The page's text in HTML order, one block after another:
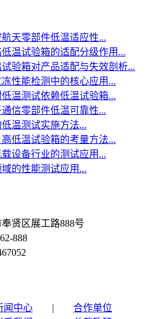
天零部件低温适应性...
温试验箱的适配分级作用...
验箱对产品适配与失效剖析...
性能检测中的核心应用...
温测试依赖低温试验箱...
信零部件低温可靠性...
温测试实施方法...
低温试验箱的考量方法...
设备行业的测试应用...
的性能测试应用...
贤区展工路888号
888
闻中心 | 合作单位